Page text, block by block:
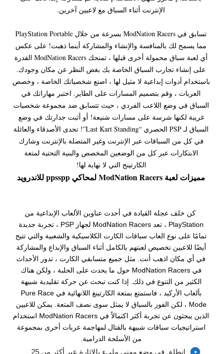
الإنترنت أثناء السباق مع لاعبين آخرين.
تسابق في ModNation Racers بسرعة من خلال PlayStation Portable
مما يسمح لك بالمنافسة والإنشاء والمشاركة أينما ذهبت! على عكس
أي لعبة سباق محمولة أخرى قبلها ، تمنحك ModNation Racers القدرة
على إنشاء تجارب السباق الخاصة بك بغض النظر عن مكان وجودك.
باستخدام أدوات إبداعية لا مثيل لها ، اصنع شخصياتك الخاصة ، وخصص
العربات ، وقم بتصميم المسارات على الطاير. اختبر مهاراتك في
السباق في وضع اللاعب الفردي ، حيث تتسابق ضد مجموعة شخصيات
غريبة لكنها شرسة على مسارات شنيعة! أو أثبت جدارتك في وضع
السباق لـ PSP الحصري “Last Kart Standing”! تحدى الأصدقاء والعائلة
في كل من السباقات عبر الإنترنت وغير المتصلة بالإنترنت وشارك
الابتكارات عبر كل من الوضعين المخصص والبنية التحتية لمتعة
الكارتينج التي لا نهاية لها!
مميزات لعبة ModNation Racers لمحاكي ppsspp للاندرويد
كن خلف عجلة القيادة في أحدث عناوين الألعاب الإبداعية من
PlayStation ، تعد ModNation Racers لجهاز PSP ، تجربة جديدة
تمامًا على نوع العاب سباقات الكارت الكلاسيكية والشعبية والتي تتيح
أيضًا للاعبين تخصيص لعبتهم بالكامل أثناء السباق والإبداع والمشاركة
في أي مكان اذهب أنت. مثل جميع متسابقي الكارت ، تدور الأحداث
في ModNation Racers حول ما يحدث على الحلبة ، ولكن هناك
الكثير من التنوع في ذلك. إذا كنت تبحث عن حركة تقليدية شبيهة
بألعاب الأركيد ، فاستمتع بمتعة الكارتينغ اللانهائية في Pure Race
Mode ، لكن الفوز بالسباق لا يمثل سوى نصف المتعة. يمكن للاعبين
الذين يبحثون عن تجربة أكثر اكتمالاً في ModNation Racers استخدام
استراتيجيات سباقات شبيهة بالقتال لمهاجمة عربات أخرى بمجموعة
من الأسلحة الدرامية.
انطلق في وضع مهني مليء بالإثارة عبر أكثر من 25